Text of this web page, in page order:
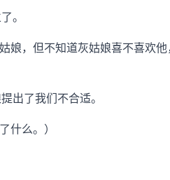
。
娘，但不知道灰姑娘喜不喜欢
出了我们不合适。
什么。）